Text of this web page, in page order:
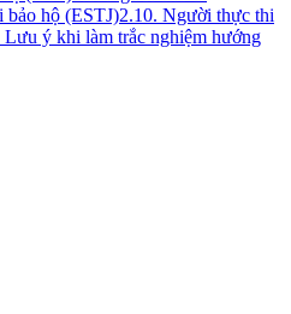
bảo hộ (ESTJ)2.10. Người thực thi
Lưu ý khi làm trắc nghiệm hướng